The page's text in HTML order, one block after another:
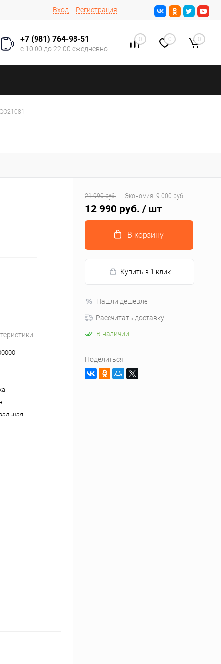
Вход Регистрация
+7 (981) 764-98-51
с 10:00 до 22:00 ежедневно
0 0 0
21 990 руб. Экономия: 9 000 руб.
12 990 руб. / шт
В корзину
Купить в 1 клик
Нашли дешевле
Рассчитать доставку
В наличии
Поделиться